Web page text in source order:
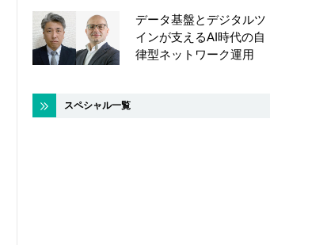
データ基盤とデジタルツ
インが支えるAI時代の自
律型ネットワーク運用
スペシャル一覧